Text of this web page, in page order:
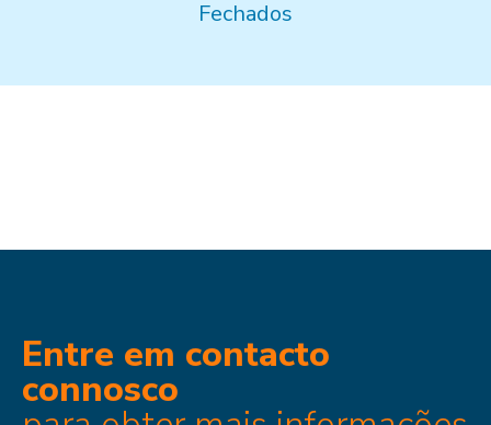
Fechados
Entre em contacto
connosco